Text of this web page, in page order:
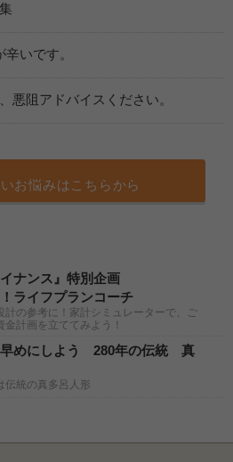
いです。
悪阻アドバイスください。
お悩みはこちらから
イナンス』特別企画
ライフプランコーチ
計の参考に！家計シミュレーターで、ご
計画を立ててみよう！
早めにしよう 280年の伝統 真
伝統の真多呂人形